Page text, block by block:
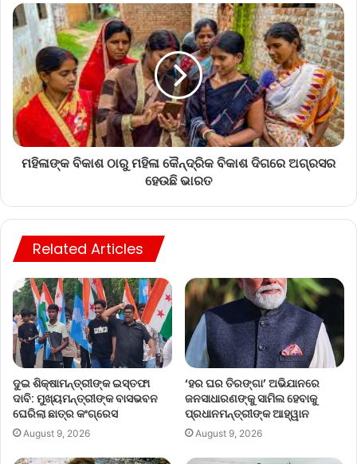
ମହିଳାଙ୍କ ବିକାଶ ଠାରୁ ମହିଳା କୈନ୍ଦ୍ରିକ ବିକାଶ ଦିଗରେ ଅଗ୍ରସର
ହେଉଛି ଭାରତ
Related Articles
ଦୁଇ ଶିକ୍ଷାମନ୍ତ୍ରୀଙ୍କ ଇସ୍ତଫା
ଦାବି: ମୁଖ୍ୟମନ୍ତ୍ରୀଙ୍କ ବାସଭବନ
ଘେରିଲା ଛାତ୍ର କଂଗ୍ରେସ
August 9, 2026
‘ହର ଘର ତିରଙ୍ଗା’ ଅଭିଯାନରେ
ଜନସାଧାରଣଙ୍କୁ ସାମିଲ ହେବାକୁ
ପ୍ରଧାନମନ୍ତ୍ରୀଙ୍କ ଆହ୍ୱାନ
August 9, 2026